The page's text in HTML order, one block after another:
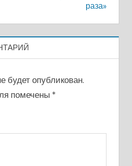
раза»
будет опубликован.
помечены *